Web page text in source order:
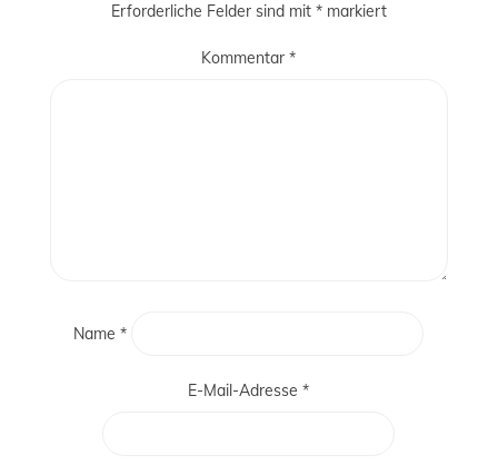
Erforderliche Felder sind mit *markiert
Kommentar*
Name*
E-Mail-Adresse*